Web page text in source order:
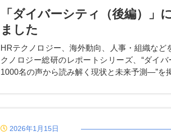
「ダイバーシティ（後編）」
ました
HRテクノロジー、海外動向、人事・組織など
クノロジー総研のレポートシリーズ、“ダ
1000名の声から読み解く現状と未来予測―”を
2026年1月15日